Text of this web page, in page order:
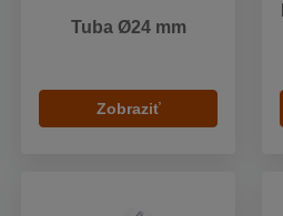
Tuba Ø24 mm
Zobraziť